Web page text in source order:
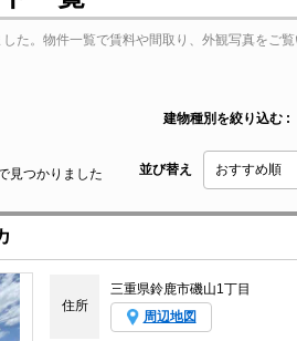
た。物件一覧で賃料や間取り、外観写真をご覧
建物種別を絞り込む
見つかりました 並び替え
住所
三重県鈴鹿市磯山1丁目
周辺地図